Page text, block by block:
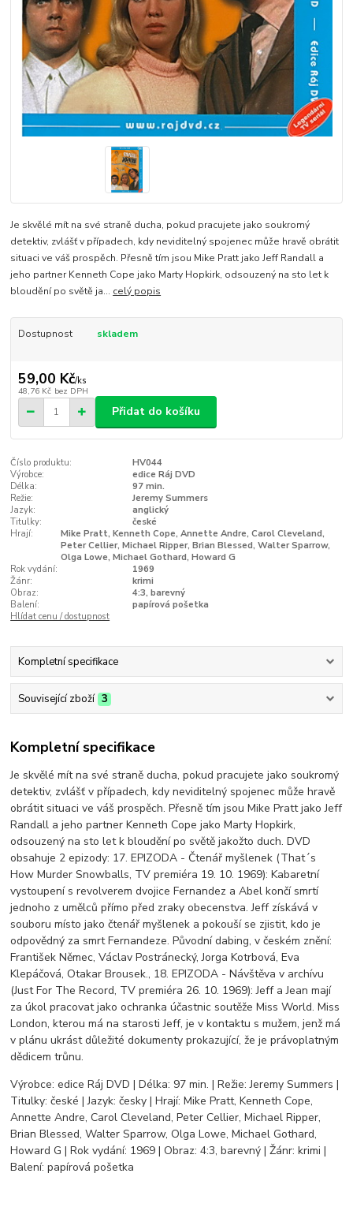
Je skvělé mít na své straně ducha, pokud pracujete jako soukromý
detektiv, zvlášť v případech, kdy neviditelný spojenec může hravě obrátit
situaci ve váš prospěch. Přesně tím jsou Mike Pratt jako Jeff Randall a
jeho partner Kenneth Cope jako Marty Hopkirk, odsouzený na sto let k
bloudění po světě ja... celý popis
Dostupnost skladem
59,00 Kč/ks
48,76 Kč bez DPH
Přidat do košíku
Číslo produktu:
HV044
Výrobce:
edice Ráj DVD
Délka:
97 min.
Režie:
Jeremy Summers
Jazyk:
anglický
Titulky:
české
Hrají:
Mike Pratt, Kenneth Cope, Annette Andre, Carol Cleveland,
Peter Cellier, Michael Ripper, Brian Blessed, Walter Sparrow,
Olga Lowe, Michael Gothard, Howard G
Rok vydání:
1969
Žánr:
krimi
Obraz:
4:3, barevný
Balení:
papírová pošetka
Hlídat cenu / dostupnost
Kompletní specifikace
Související zboží 3
Kompletní specifikace
Je skvělé mít na své straně ducha, pokud pracujete jako soukromý
detektiv, zvlášť v případech, kdy neviditelný spojenec může hravě
obrátit situaci ve váš prospěch. Přesně tím jsou Mike Pratt jako Jeff
Randall a jeho partner Kenneth Cope jako Marty Hopkirk,
odsouzený na sto let k bloudění po světě jakožto duch. DVD
obsahuje 2 epizody: 17. EPIZODA - Čtenář myšlenek (That´s
How Murder Snowballs, TV premiéra 19. 10. 1969): Kabaretní
vystoupení s revolverem dvojice Fernandez a Abel končí smrtí
jednoho z umělců přímo před zraky obecenstva. Jeff získává v
souboru místo jako čtenář myšlenek a pokouší se zjistit, kdo je
odpovědný za smrt Fernandeze. Původní dabing, v českém znění:
František Němec, Václav Postránecký, Jorga Kotrbová, Eva
Klepáčová, Otakar Brousek., 18. EPIZODA - Návštěva v archívu
(Just For The Record, TV premiéra 26. 10. 1969): Jeff a Jean mají
za úkol pracovat jako ochranka účastnic soutěže Miss World. Miss
London, kterou má na starosti Jeff, je v kontaktu s mužem, jenž má
v plánu ukrást důležité dokumenty prokazující, že je právoplatným
dědicem trůnu.
Výrobce: edice Ráj DVD | Délka: 97 min. | Režie: Jeremy Summers |
Titulky: české | Jazyk: česky | Hrají: Mike Pratt, Kenneth Cope,
Annette Andre, Carol Cleveland, Peter Cellier, Michael Ripper,
Brian Blessed, Walter Sparrow, Olga Lowe, Michael Gothard,
Howard G | Rok vydání: 1969 | Obraz: 4:3, barevný | Žánr: krimi |
Balení: papírová pošetka